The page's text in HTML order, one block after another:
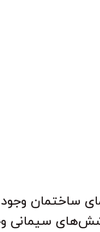
ساختمان
سیمانی